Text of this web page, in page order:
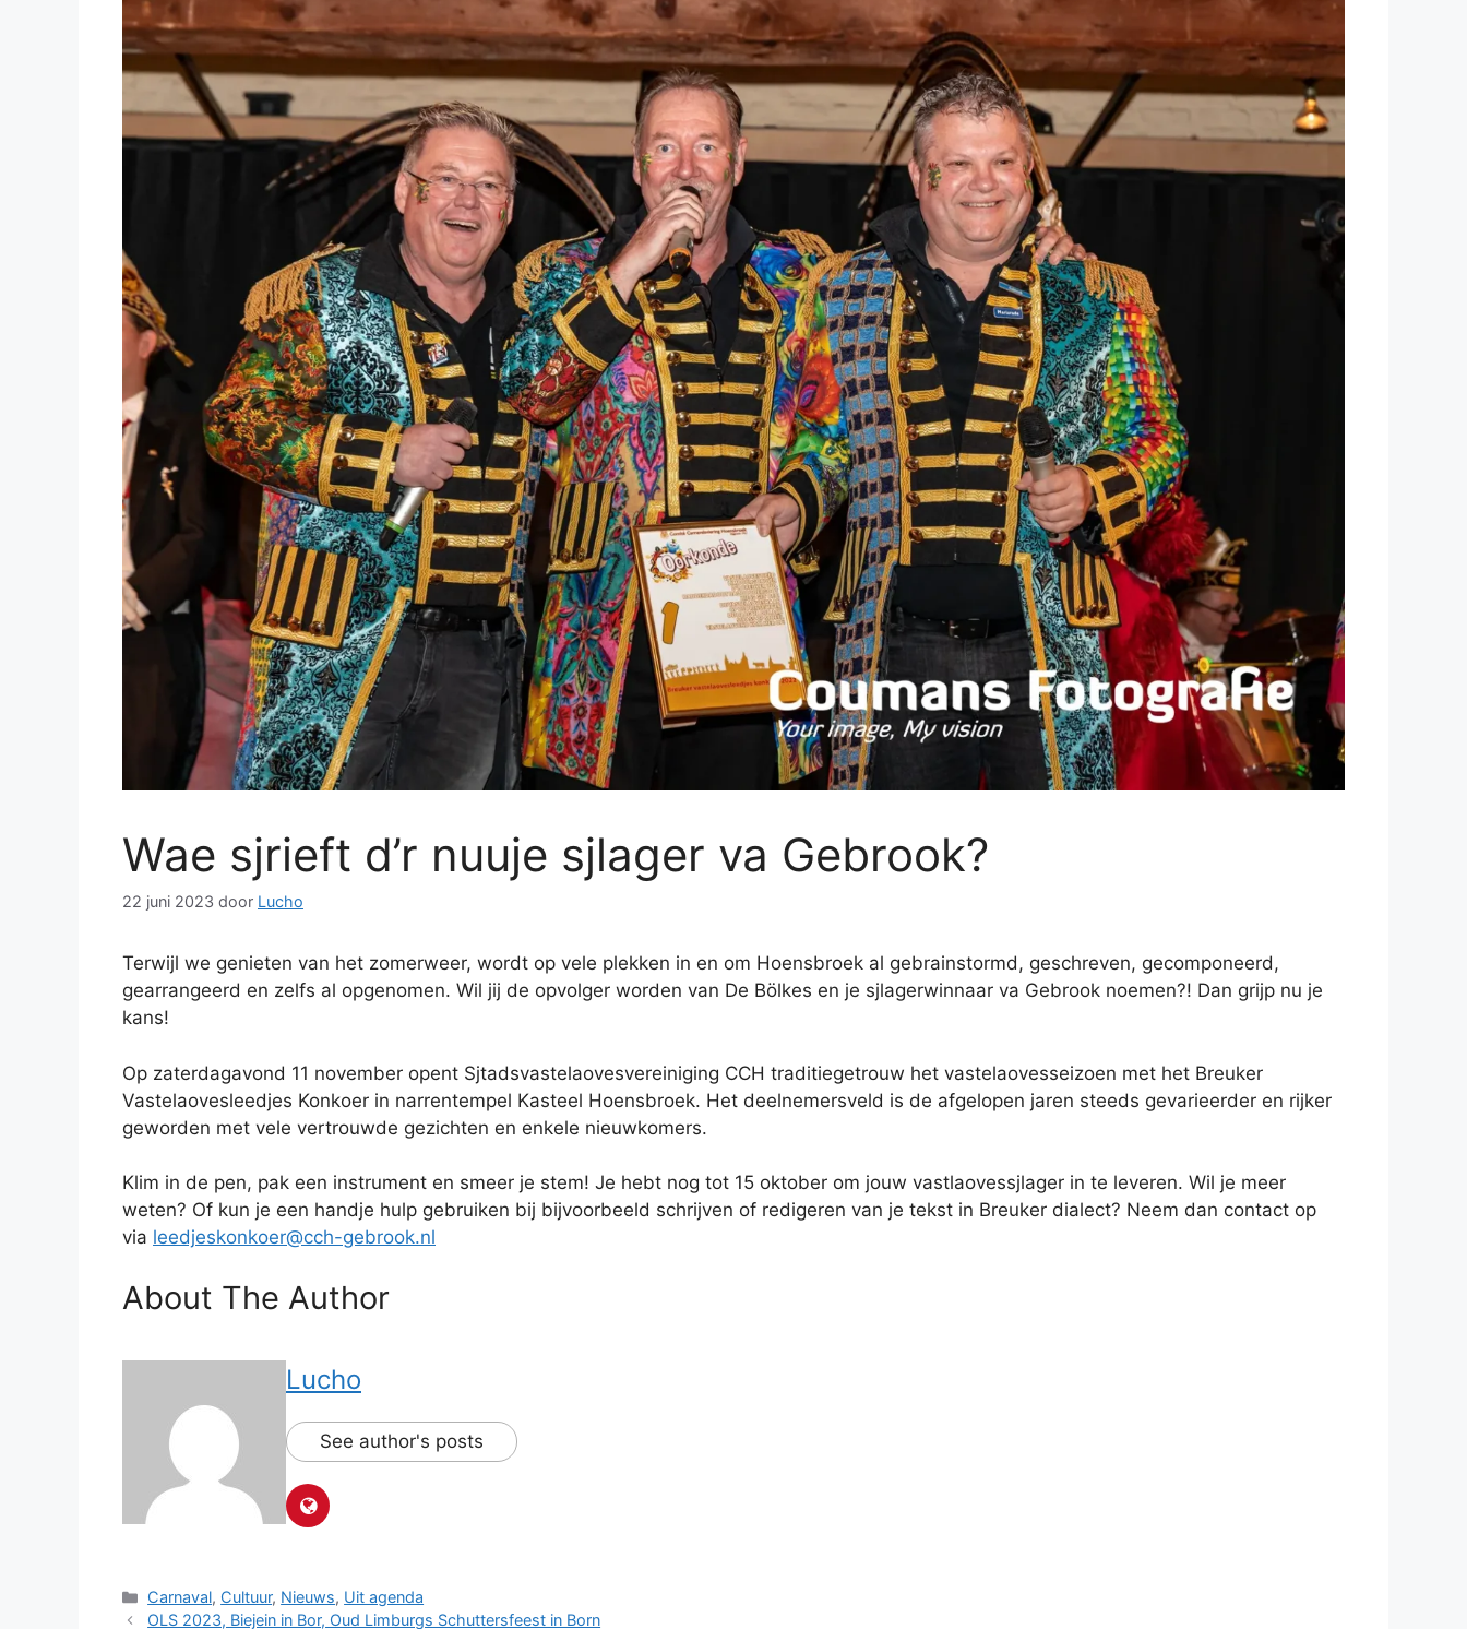
Wae sjrieft d’r nuuje sjlager va Gebrook?
22 juni 2023 door Lucho
Terwijl we genieten van het zomerweer, wordt op vele plekken in en om Hoensbroek al gebrainstormd, geschreven, gecomponeerd,
gearrangeerd en zelfs al opgenomen. Wil jij de opvolger worden van De Bölkes en je sjlagerwinnaar va Gebrook noemen?! Dan grijp nu je
kans!
Op zaterdagavond 11 november opent Sjtadsvastelaovesvereiniging CCH traditiegetrouw het vastelaovesseizoen met het Breuker
Vastelaovesleedjes Konkoer in narrentempel Kasteel Hoensbroek. Het deelnemersveld is de afgelopen jaren steeds gevarieerder en rijker
geworden met vele vertrouwde gezichten en enkele nieuwkomers.
Klim in de pen, pak een instrument en smeer je stem! Je hebt nog tot 15 oktober om jouw vastlaovessjlager in te leveren. Wil je meer
weten? Of kun je een handje hulp gebruiken bij bijvoorbeeld schrijven of redigeren van je tekst in Breuker dialect? Neem dan contact op
via leedjeskonkoer@cch-gebrook.nl
About The Author
Lucho
See author's posts
Categorieën
Carnaval, Cultuur, Nieuws, Uit agenda
OLS 2023, Biejein in Bor, Oud Limburgs Schuttersfeest in Born